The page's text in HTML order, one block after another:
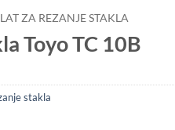
ZA REZANJE STAKLA
Toyo TC 10B
stakla